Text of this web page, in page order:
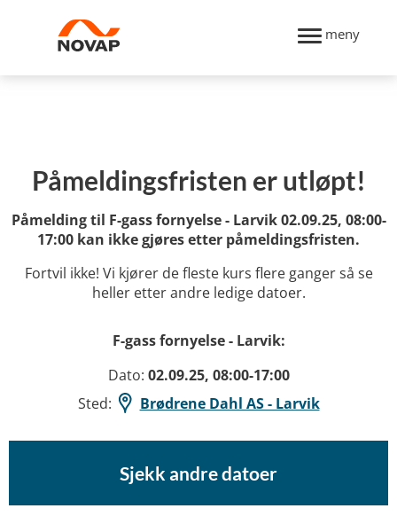
meny
Påmeldingsfristen er utløpt!
Påmelding til F-gass fornyelse - Larvik 02.09.25, 08:00-
17:00 kan ikke gjøres etter påmeldingsfristen.
Fortvil ikke! Vi kjører de fleste kurs flere ganger så se
heller etter andre ledige datoer.
F-gass fornyelse - Larvik:
Dato: 02.09.25, 08:00-17:00
Sted:
Brødrene Dahl AS - Larvik
Sjekk andre datoer